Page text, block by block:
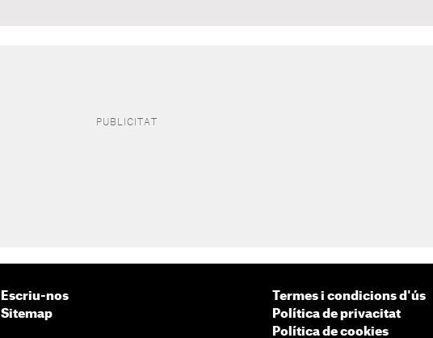
Escriu-nos
Sitemap
Termes i condicions d'ús
Política de privacitat
Política de cookies